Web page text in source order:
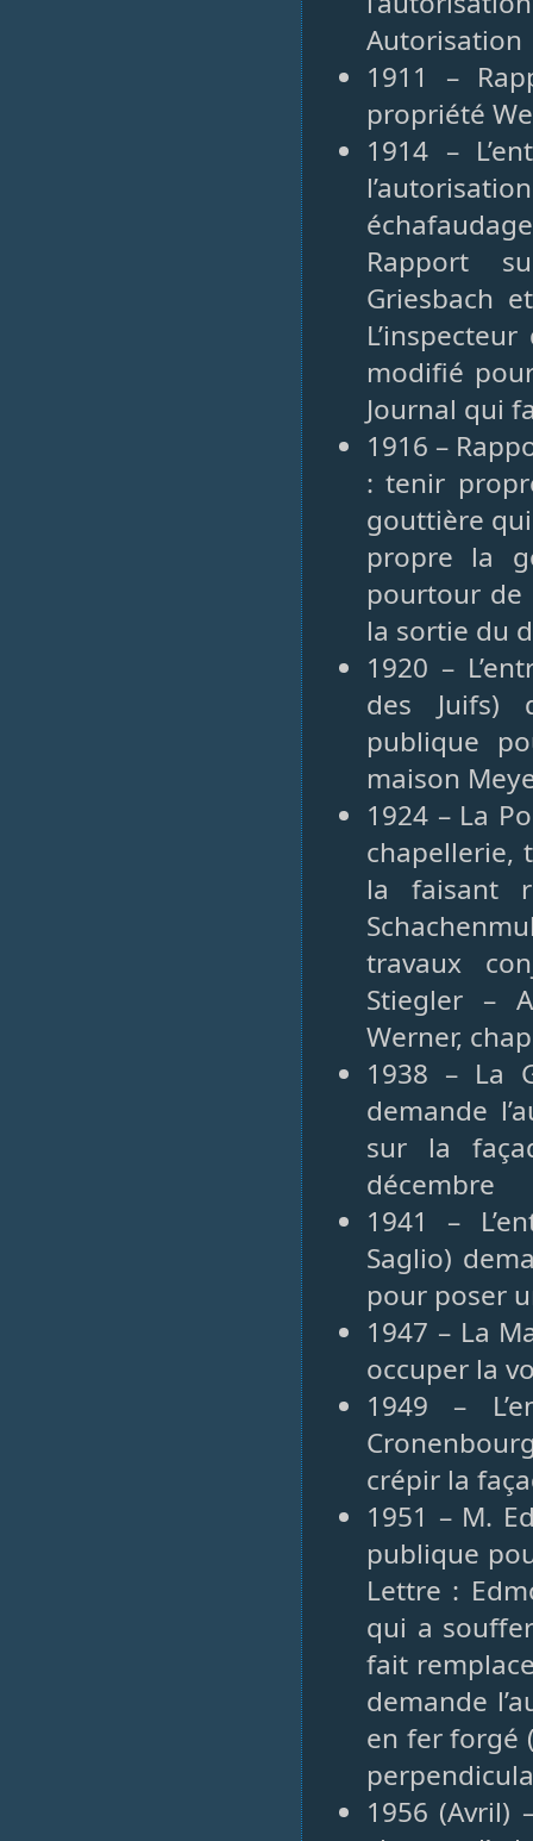
Autorisation
1911 –
propriété
1914 –
Rapport
Griesbach
modifié
Journal qui
1916 –
: tenir
gouttière
propre la
pourtour
la sortie du
1920 –
des Juifs)
publique
maison
1924 – La
chapellerie,
la faisant
travaux
Stiegler –
Werner,
1938 – La
demande
sur la
décembre
1941 –
Saglio)
pour poser
1947 – La
occuper la
1949 –
crépir la
1951 – M.
publique
Lettre :
qui a
fait
demande
en fer forgé
1956 (Avril)